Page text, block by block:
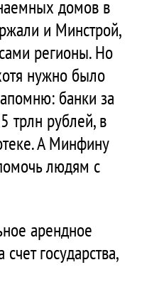
домов в
и Минстрой,
регионы. Но
нужно было
банки за
трлн рублей, в
А Минфину
людям с
арендное
государства,